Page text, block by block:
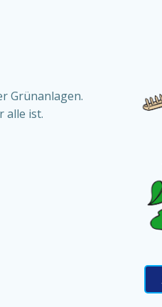
Grünanlagen.
alle ist.